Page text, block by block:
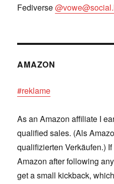
Fediverse
AMAZON
#reklame
As an Amazon affiliate I
qualified sales. (Als
qualifizierten Verkäufen.)
Amazon after following
get a small kickback,